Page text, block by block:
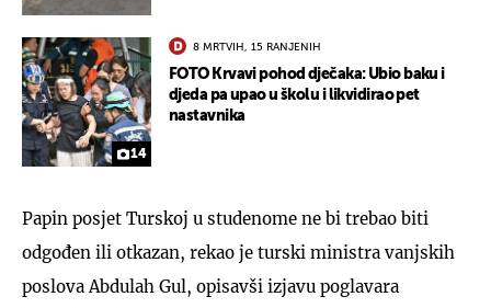
14
8 MRTVIH, 15 RANJENIH
FOTO Krvavi pohod dječaka: Ubio baku i
djeda pa upao u školu i likvidirao pet
nastavnika
Papin posjet Turskoj u studenome ne bi trebao biti
odgođen ili otkazan, rekao je turski ministra vanjskih
poslova Abdulah Gul, opisavši izjavu poglavara